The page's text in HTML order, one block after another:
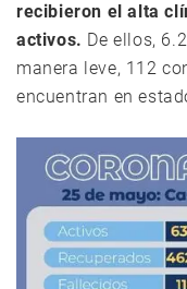
recibieron el alta
activos. De ellos,
manera leve, 112
encuentran en